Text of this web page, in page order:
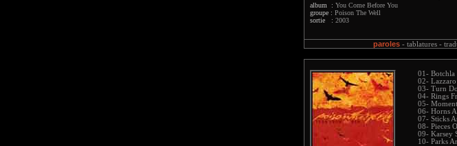
album : You Come Before You
groupe : Poison The Well
sortie : 2003
paroles- tablatures -
01- Botchla
02- Lazzaro
03- Turn
04- Rings
05-
06- Horns
07- Sticks
08- Pieces
09- Karsey
10- Parks